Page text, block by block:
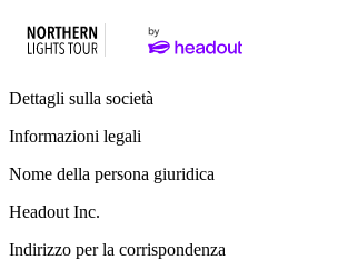
Dettagli sulla società
Informazioni legali
Nome della persona giuridica
Headout Inc.
Indirizzo per la corrispondenza